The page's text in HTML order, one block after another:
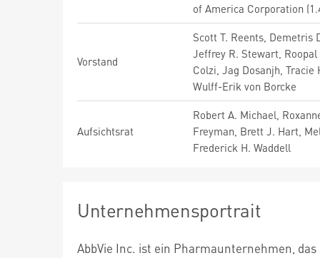
of America Corporation
Vorstand
Scott T. Reents, Demetris
Jeffrey R. Stewart,
Colzi, Jag Dosanjh, Tracie
Wulff-Erik von Borcke
Aufsichtsrat
Robert A. Michael,
Freyman, Brett J. Hart,
Frederick H. Waddell
Unternehmensportrait
AbbVie Inc. ist ein Pharmaunternehmen,